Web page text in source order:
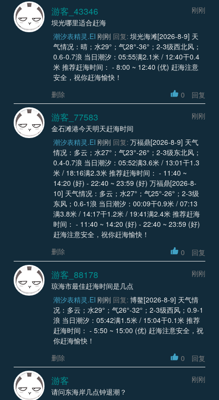
游客_43346
刚刚
坝光哪里适合赶海
潮汐表精灵.EI 刚刚 回复: 坝光海滩[2026-8-9] 天
气情况：晴；水29°；气28°-36°；2-3级西北风；
0.6-0.7浪 当日潮汐：05:55满2.1米 / 12:40干0.4
米 推荐赶海时间： - 8:00 ~ 12:40 (优) 赶海注意
安全，祝你赶海愉快！
删除
0 回复
游客_77583
刚刚
金石滩港今天明天赶海时间
潮汐表精灵.EI 刚刚 回复: 万福鼎[2026-8-9] 天气
情况：多云；水27°；气23°-26°；2-3级东北风；
0.4-0.7浪 当日潮汐：05:52满3.6米 / 13:01干1.3
米 / 18:16满2.3米 推荐赶海时间： - 11:40 ~
14:20 (好) - 22:40 ~ 23:59 (好) 万福鼎[2026-8-
10] 天气情况：多云；水27°；气25°-26°；2-3级
东风；0.6-1浪 当日潮汐：00:09干0.9米 / 07:13
满3.8米 / 14:17干1.2米 / 19:41满2.4米 推荐赶海
时间： - 11:40 ~ 14:20 (好) - 22:40 ~ 23:59 (好)
赶海注意安全，祝你赶海愉快！
删除
0 回复
游客_88178
刚刚
琼海市最佳赶海时间是几点
潮汐表精灵.EI 刚刚 回复: 博鳌[2026-8-9] 天气情
况：多云；水29°；气26°-32°；2-3级西风；0.9-1
浪 当日潮汐：05:42满1.5米 / 15:04干0.1米 推荐
赶海时间： - 5:50 ~ 15:00 (优) 赶海注意安全，祝
你赶海愉快！
删除
0 回复
游客
刚刚
请问东海岸几点钟退潮？